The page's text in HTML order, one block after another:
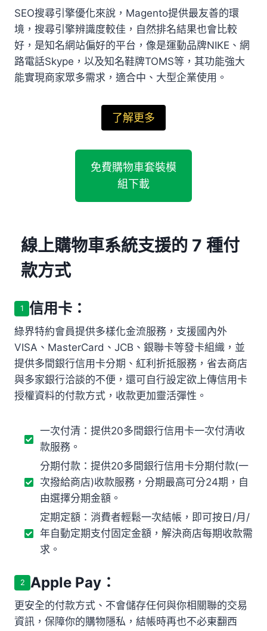
SEO搜尋引擎優化來說，Magento提供最友善的環
境，搜尋引擎辨識度較佳，自然排名結果也會比較
好，是知名網站偏好的平台，像是運動品牌NIKE、網
路電話Skype，以及知名鞋牌TOMS等，其功能強大
能實現商家眾多需求，適合中、大型企業使用。
了解更多
免費購物車套裝模
組下載
線上購物車系統支援的 7 種付
款方式
1 信用卡：
綠界特約會員提供多樣化金流服務，支援國內外
VISA、MasterCard、JCB、銀聯卡等發卡組織，並
提供多間銀行信用卡分期、紅利折抵服務，省去商店
與多家銀行洽談的不便，還可自行設定欲上傳信用卡
授權資料的付款方式，收款更加靈活彈性。
一次付清：提供20多間銀行信用卡一次付清收
款服務。
分期付款：提供20多間銀行信用卡分期付款(一
次撥給商店)收款服務，分期最高可分24期，自
由選擇分期金額。
定期定額：消費者輕鬆一次結帳，即可按日/月/
年自動定期支付固定金額，解決商店每期收款需
求。
2 Apple Pay：
更安全的付款方式、不會儲存任何與你相關聯的交易
資訊，保障你的購物隱私，結帳時再也不必東翻西